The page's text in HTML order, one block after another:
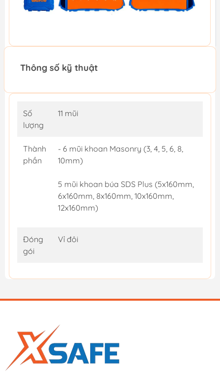
Thông số kỹ thuật
Số
lượng
11 mũi
Thành
phần
- 6 mũi khoan Masonry (3, 4, 5, 6, 8,
10mm)
5 mũi khoan búa SDS Plus (5x160mm,
6x160mm, 8x160mm, 10x160mm,
12x160mm)
Đóng
gói
Vỉ đôi